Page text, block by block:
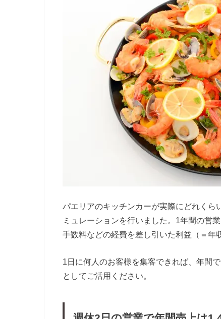
パエリアのキッチンカーが実際にどれくら
ミュレーションを行いました。1年間の営
手数料などの経費を差し引いた利益（＝年
1日に何人のお客様を集客できれば、年間
としてご活用ください。